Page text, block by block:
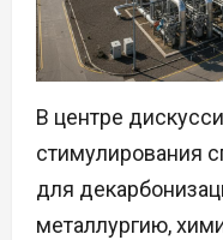
В центре
стимулирования
для
металлургию,